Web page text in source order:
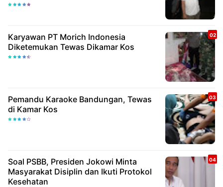
Karyawan PT Morich Indonesia
Diketemukan Tewas Dikamar Kos
Pemandu Karaoke Bandungan, Tewas
di Kamar Kos
Soal PSBB, Presiden Jokowi Minta
Masyarakat Disiplin dan Ikuti Protokol
Kesehatan